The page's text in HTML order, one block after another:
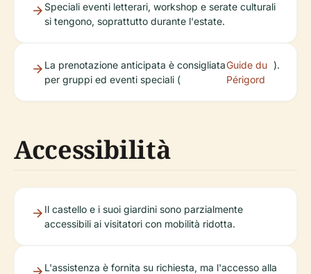
Speciali eventi letterari, workshop e serate culturali
si tengono, soprattutto durante l'estate.
La prenotazione anticipata è consigliata
per gruppi ed eventi speciali (
Guide du
Périgord
).
Accessibilità
Il castello e i suoi giardini sono parzialmente
accessibili ai visitatori con mobilità ridotta.
L'assistenza è fornita su richiesta, ma l'accesso alla